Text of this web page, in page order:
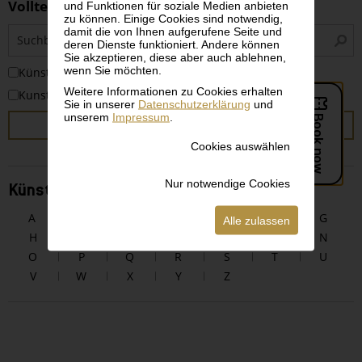
und Funktionen für soziale Medien anbieten
zu können. Einige Cookies sind notwendig,
damit die von Ihnen aufgerufene Seite und
deren Dienste funktioniert. Andere können
Sie akzeptieren, diese aber auch ablehnen,
wenn Sie möchten.
Weitere Informationen zu Cookies erhalten
Sie in unserer Datenschutzerklärung und
unserem Impressum
Cookies auswählen
Nur notwendige Cookies
Alle zulassen
Volltextsuche
KünstlerInnen
Kunstwerke
SUCHEN
KünstlerInnen alphabetisch
A E F
G
H
L M
N
O
P Q R S T
U
V
W X Y Z